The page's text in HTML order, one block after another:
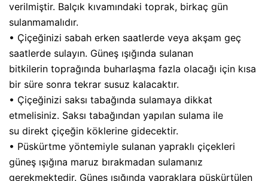
verilmiştir. Balçık kıvamındaki toprak, birkaç gün
sulanmamalıdır.
• Çiçeğinizi sabah erken saatlerde veya akşam geç
saatlerde sulayın. Güneş ışığında sulanan
bitkilerin toprağında buharlaşma fazla olacağı için kısa
bir süre sonra tekrar susuz kalacaktır.
• Çiçeğinizi saksı tabağında sulamaya dikkat
etmelisiniz. Saksı tabağından yapılan sulama ile
su direkt çiçeğin köklerine gidecektir.
• Püskürtme yöntemiyle sulanan yapraklı çiçekleri
güneş ışığına maruz bırakmadan sulamanız
gerekmektedir. Güneş ışığında yapraklara püskürtülen